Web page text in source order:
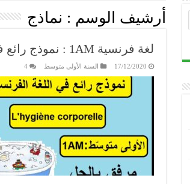
أرشيف الوسم : نماذج
لغة فرنسية 1AM : نموذج رائع في اللغة الفرنسية “L’hygiène corporelle”
17/12/2020 السنة الأولى متوسط 4